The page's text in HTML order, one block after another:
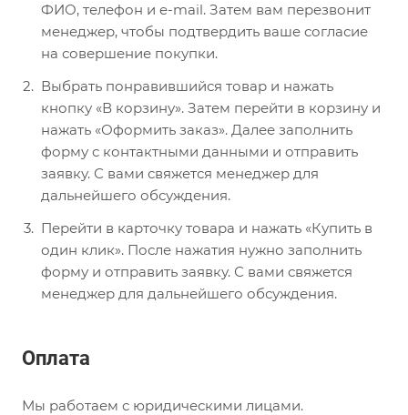
ФИО, телефон и e-mail. Затем вам перезвонит
менеджер, чтобы подтвердить ваше согласие
на совершение покупки.
Выбрать понравившийся товар и нажать
кнопку «В корзину». Затем перейти в корзину и
нажать «Оформить заказ». Далее заполнить
форму с контактными данными и отправить
заявку. С вами свяжется менеджер для
дальнейшего обсуждения.
Перейти в карточку товара и нажать «Купить в
один клик». После нажатия нужно заполнить
форму и отправить заявку. С вами свяжется
менеджер для дальнейшего обсуждения.
Оплата
Мы работаем с юридическими лицами.